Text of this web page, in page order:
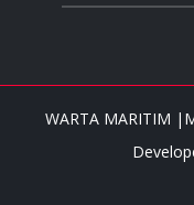
WARTA MARITIM